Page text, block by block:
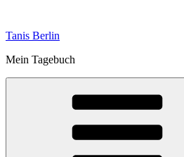
springen
Tanis Berlin
Mein Tagebuch